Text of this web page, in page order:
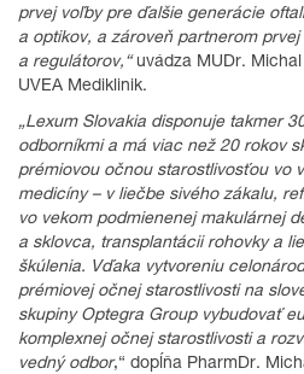
prvej voľby pre ďalšie generácie
a optikov, a zároveň partnerom
a regulátorov,“ uvádza MUDr.
UVEA Mediklinik.
„Lexum Slovakia disponuje takmer
odborníkmi a má viac než 20 rokov
prémiovou očnou starostlivosťou vo
medicíny – v liečbe sivého zákalu,
vo vekom podmienenej makulárnej
a sklovca, transplantácii rohovky a
škúlenia. Vďaka vytvoreniu
prémiovej očnej starostlivosti na
skupiny Optegra Group vybudovať
komplexnej očnej starostlivosti a
vedný odbor,“ dopĺňa PharmDr.